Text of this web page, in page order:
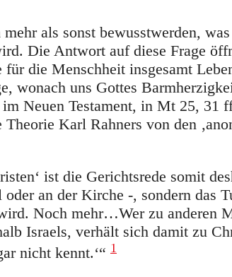
als sonst bewusstwerden,
Die Antwort auf diese Frage
die Menschheit insgesamt
wonach uns Gottes
Neuen Testament, in Mt 25, 31
Karl Rahners von den
ist die Gerichtsrede somit
an der Kirche -, sondern das
Noch mehr…Wer zu anderen
Israels, verhält sich damit zu
nicht kennt.‘“ 1